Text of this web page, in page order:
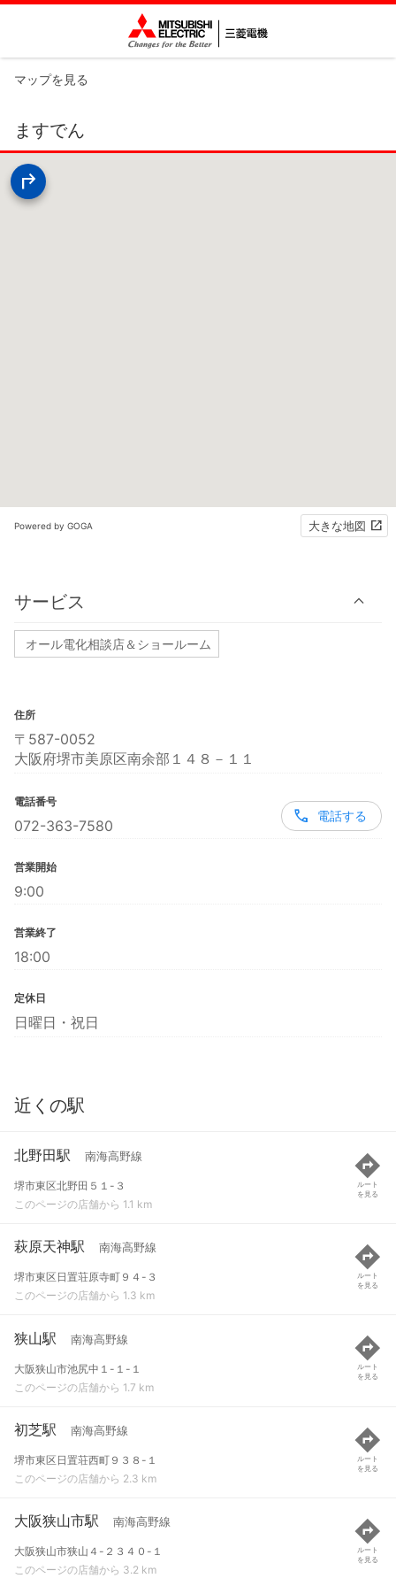
マップを見る
ますでん
Powered by GOGA 大きな地図
サービス
オール電化相談店＆ショールーム
住所
〒587-0052
大阪府堺市美原区南余部１４８－１１
電話番号
072-363-7580
電話する
営業開始
9:00
営業終了
18:00
定休日
日曜日・祝日
近くの駅
北野田駅 南海高野線
堺市東区北野田５１-３
このページの店舗から 1.1 km
ルート
を見る
萩原天神駅 南海高野線
堺市東区日置荘原寺町９４-３
このページの店舗から 1.3 km
ルート
を見る
狭山駅 南海高野線
大阪狭山市池尻中１-１-１
このページの店舗から 1.7 km
ルート
を見る
初芝駅 南海高野線
堺市東区日置荘西町９３８-１
このページの店舗から 2.3 km
ルート
を見る
大阪狭山市駅 南海高野線
大阪狭山市狭山４-２３４０-１
このページの店舗から 3.2 km
ルート
を見る